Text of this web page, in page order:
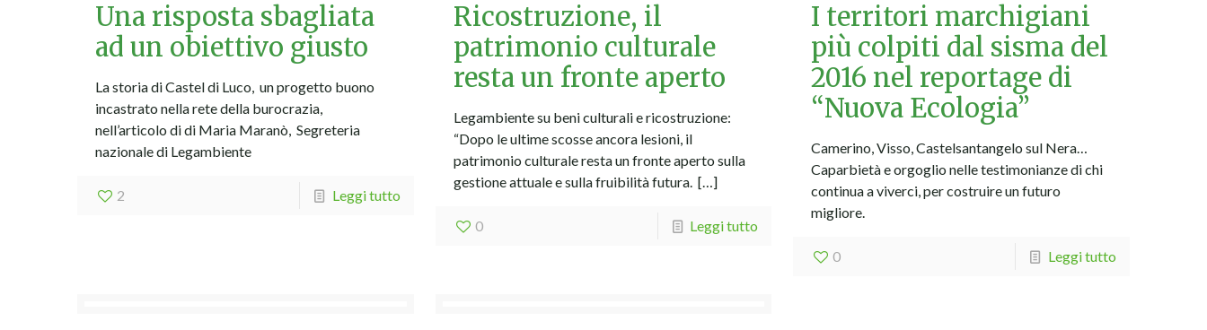
Una risposta sbagliata
ad un obiettivo giusto
La storia di Castel di Luco, un progetto buono
incastrato nella rete della burocrazia,
nell’articolo di di Maria Maranò, Segreteria
nazionale di Legambiente
2 Leggi tutto
Ricostruzione, il
patrimonio culturale
resta un fronte aperto
Legambiente su beni culturali e ricostruzione:
“Dopo le ultime scosse ancora lesioni, il
patrimonio culturale resta un fronte aperto sulla
gestione attuale e sulla fruibilità futura. […]
0 Leggi tutto
I territori marchigiani
più colpiti dal sisma del
2016 nel reportage di
“Nuova Ecologia”
Camerino, Visso, Castelsantangelo sul Nera…
Caparbietà e orgoglio nelle testimonianze di chi
continua a viverci, per costruire un futuro
migliore.
0 Leggi tutto